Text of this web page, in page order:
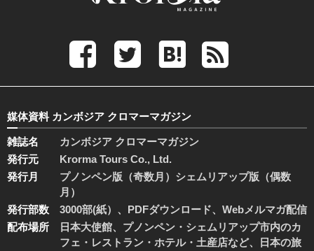
媒体資料 カンボジア クロマーマガジン
雑誌名
カンボジア クロマーマガジン
発行元
Krorma Tours Co., Ltd.
発行月
プノンペン版（奇数月）シェムリアップ版（偶数
月）
発行部数
3000部(紙）、PDFダウンロード、Webメルマガ配信
配布場所
日本大使館、プノンペン・シェムリアップ市内のカ
フェ・レストラン・ホテル・土産店など、日本の旅